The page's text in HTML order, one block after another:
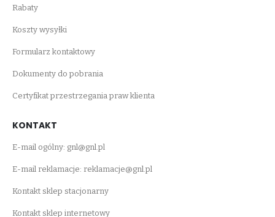
Rabaty
Koszty wysyłki
Formularz kontaktowy
Dokumenty do pobrania
Certyfikat przestrzegania praw klienta
KONTAKT
E-mail ogólny: gnl@gnl.pl
E-mail reklamacje: reklamacje@gnl.pl
Kontakt sklep stacjonarny
Kontakt sklep internetowy